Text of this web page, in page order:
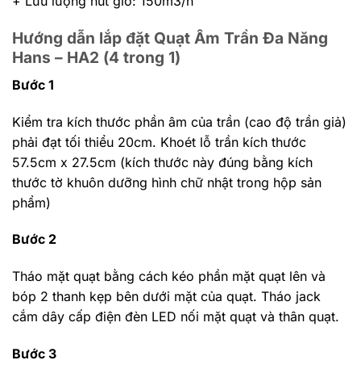
Hướng dẫn lắp đặt Quạt Âm Trần Đa Năng
Hans – HA2 (4 trong 1)
Bước 1
Kiểm tra kích thước phần âm của trần (cao độ trần giả)
phải đạt tối thiểu 20cm. Khoét lỗ trần kích thước
57.5cm x 27.5cm (kích thước này đúng bằng kích
thước tờ khuôn dưỡng hình chữ nhật trong hộp sản
phẩm)
Bước 2
Tháo mặt quạt bằng cách kéo phần mặt quạt lên và
bóp 2 thanh kẹp bên dưới mặt của quạt. Tháo jack
cắm dây cấp điện đèn LED nối mặt quạt và thân quạt.
Bước 3